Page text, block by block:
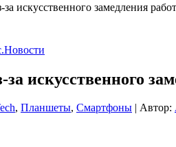
искусственного замедления
искусственного
, Планшеты, Смартфоны | Автор: